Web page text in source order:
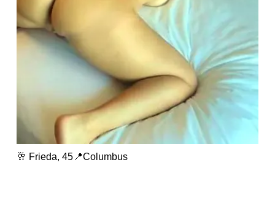
🥂 Frieda, 45📍Columbus